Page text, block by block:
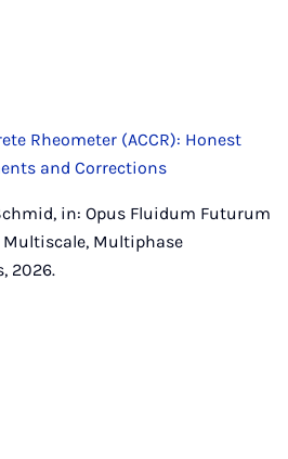
Rheometer (ACCR): Honest
and Corrections
in: Opus Fluidum Futurum
Multiscale, Multiphase
2026.